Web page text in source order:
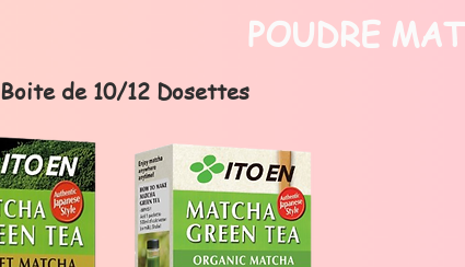
POUDRE
Boite de 10/12 Dosettes